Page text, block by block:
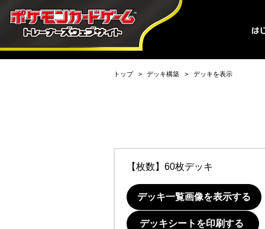
トップ デッキ構築 デッキを表示
【枚数】60枚デッキ
デッキ一覧画像を表示する
デッキシートを印刷する